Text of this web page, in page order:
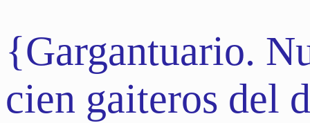
{Gargantuario.
cien gaiteros del